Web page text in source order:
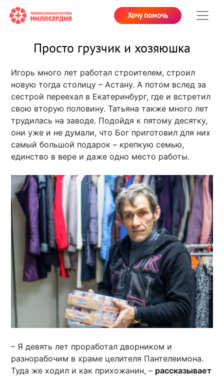
Хочу помочь
Просто грузчик и хозяюшка
Игорь много лет работал строителем, строил
новую тогда столицу – Астану. А потом вслед за
сестрой переехал в Екатеринбург, где и встретил
свою вторую половину. Татьяна также много лет
трудилась на заводе. Подойдя к пятому десятку,
они уже и не думали, что Бог приготовил для них
самый большой подарок – крепкую семью,
единство в вере и даже одно место работы.
– Я девять лет проработал дворником и
разнорабочим в храме целителя Пантелеимона.
Туда же ходил и как прихожанин, – рассказывает